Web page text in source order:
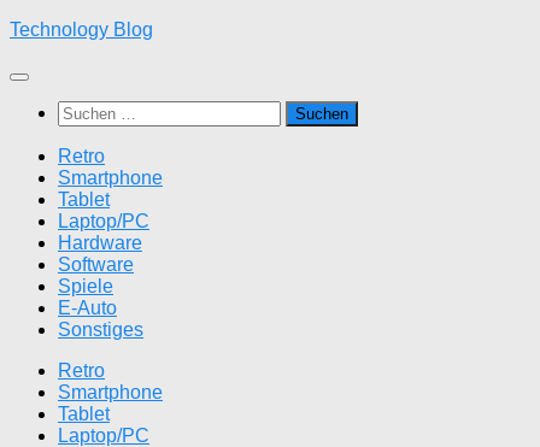
Zum
springen
Technology Blog
Suchen
nach:
Retro
Smartphone
Tablet
Laptop/PC
Hardware
Software
Spiele
E-Auto
Sonstiges
Retro
Smartphone
Tablet
Laptop/PC